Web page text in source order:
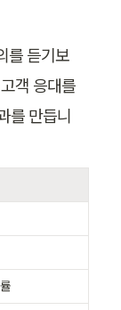
를 듣기보
객 응대를
를 만듭니